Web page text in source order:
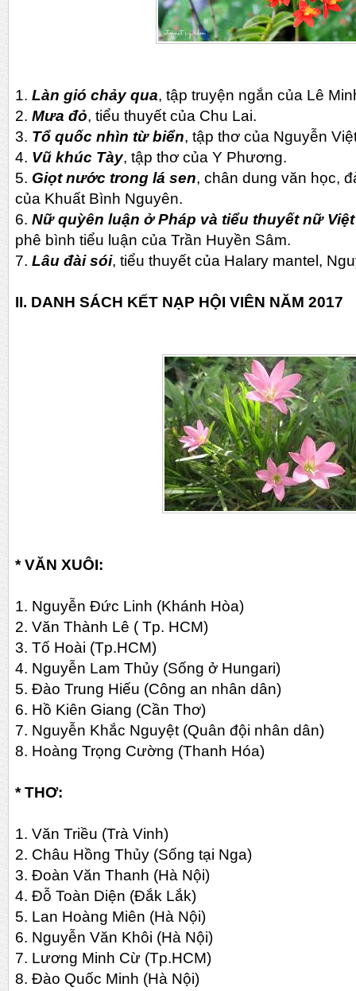
1. Làn gió chảy qua, tập truyện ngắn của Lê
2. Mưa đỏ, tiểu thuyết của Chu Lai.
3. Tổ quốc nhìn từ biển, tập thơ của Nguyễn
4. Vũ khúc Tày, tập thơ của Y Phương.
5. Giọt nước trong lá sen, chân dung văn học,
của Khuất Bình Nguyên.
6. Nữ quỳên luận ở Pháp và tiểu thuyết nữ
phê bình tiểu luận của Trần Huyền Sâm.
7. Lâu đài sói, tiểu thuyết của Halary mantel,
II. DANH SÁCH KẾT NẠP HỘI VIÊN NĂM 2017
* VĂN XUÔI:
1. Nguyễn Đức Linh (Khánh Hòa)
2. Văn Thành Lê ( Tp. HCM)
3. Tố Hoài (Tp.HCM)
4. Nguyễn Lam Thủy (Sống ở Hungari)
5. Đào Trung Hiếu (Công an nhân dân)
6. Hồ Kiên Giang (Cần Thơ)
7. Nguyễn Khắc Nguyệt (Quân đội nhân dân)
8. Hoàng Trọng Cường (Thanh Hóa)
* THƠ:
1. Văn Triều (Trà Vinh)
2. Châu Hồng Thủy (Sống tại Nga)
3. Đoàn Văn Thanh (Hà Nội)
4. Đỗ Toàn Diện (Đắk Lắk)
5. Lan Hoàng Miên (Hà Nội)
6. Nguyễn Văn Khôi (Hà Nội)
7. Lương Minh Cừ (Tp.HCM)
8. Đào Quốc Minh (Hà Nội)